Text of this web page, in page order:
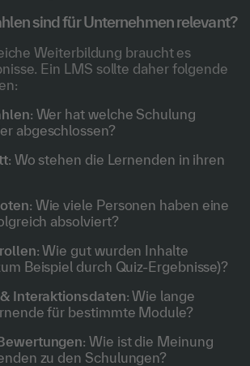
sind für Unternehmen relevant?
Weiterbildung braucht es
Ein LMS sollte daher folgende
: Wer hat welche Schulung
abgeschlossen?
: Wo stehen die Lernenden in ihren
: Wie viele Personen haben eine
absolviert?
: Wie gut wurden Inhalte
Beispiel durch Quiz-Ergebnisse)?
Interaktionsdaten: Wie lange
für bestimmte Module?
: Wie ist die Meinung
zu den Schulungen?